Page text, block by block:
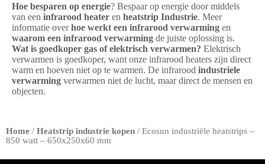
Hoe besparen op energie? Bespaar op energie door middels
van een infrarood heater en heatstrip Industrie. Meer
informatie overhoe werkt een infrarood verwarming en
waarom een infrarood verwarming de juiste oplossing is.
Wat is goedkoper gas of elektrisch verwarmen? Elektrisch
verwarmen is goedkoper, want onze infrarood heaters zijn direct
warm en hoeven niet op te warmen. De infrarood industriele
verwarming verwarmen niet de lucht, maar direct de mensen en
objecten.
Home / Heatstrip industrie kopen / Ecosun industriële heatstrips –
850 watt – 650x250x60 mm